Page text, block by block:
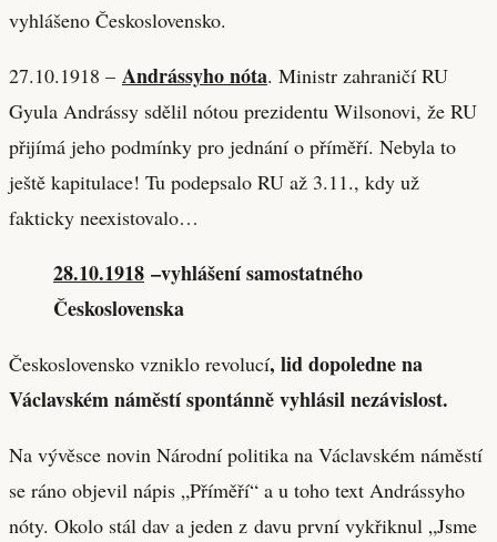
vyhlášeno Československo.
27.10.1918 – Andrássyho nóta. Ministr zahraničí RU
Gyula Andrássy sdělil nótou prezidentu Wilsonovi, že RU
přijímá jeho podmínky pro jednání o příměří. Nebyla to
ještě kapitulace! Tu podepsalo RU až 3.11., kdy už
fakticky neexistovalo…
28.10.1918 –vyhlášení samostatného
Československa
Československo vzniklo revolucí, lid dopoledne na
Václavském náměstí spontánně vyhlásil nezávislost.
Na vývěsce novin Národní politika na Václavském náměstí
se ráno objevil nápis „Příměří“ a u toho text Andrássyho
nóty. Okolo stál dav a jeden z davu první vykřiknul „Jsme